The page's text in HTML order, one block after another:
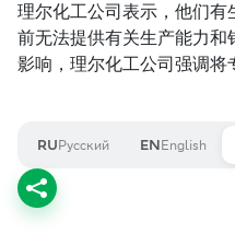
理尔化工公司表示，他们有
前无法提供有关生产能力
影响，理尔化工公司强调将
RUРусский ENEnglish